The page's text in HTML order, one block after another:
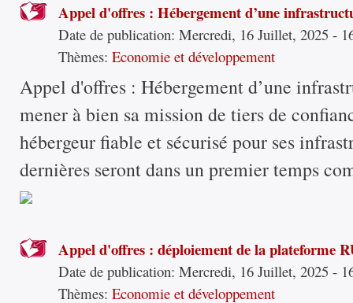
Appel d'offres : Hébergement d’une
Date de publication:Mercredi, 16 Juillet, 2025 -
Thèmes:Economie et développement
Appel d'offres : Hébergement d’une
mener à bien sa mission de tiers de
hébergeur fiable et sécurisé pour ses
dernières seront dans un premier temps
Appel d'offres : déploiement de la plateforme
Date de publication:Mercredi, 16 Juillet, 2025 -
Thèmes:Economie et développement